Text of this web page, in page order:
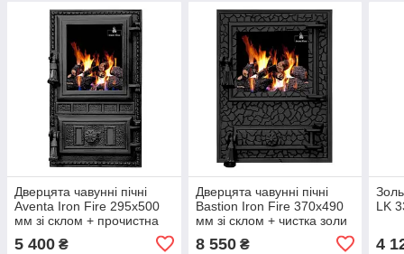
Дверцята чавунні пічні
Aventa Iron Fire 295х500
мм зі склом + прочистна
дверка з регулятором тяги
5 400 ₴
Дверцята чавунні пічні
Bastion Iron Fire 370х490
мм зі склом + чистка золи
8 550₴
LK
4